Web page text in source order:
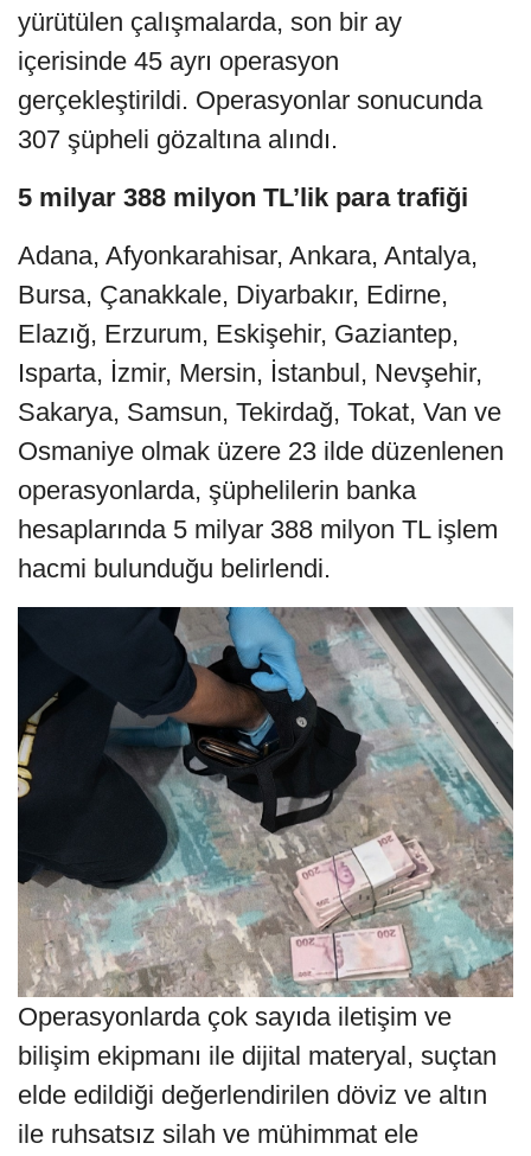
yürütülen çalışmalarda, son bir ay
içerisinde 45 ayrı operasyon
gerçekleştirildi. Operasyonlar sonucunda
307 şüpheli gözaltına alındı.
5 milyar 388 milyon TL’lik para trafiği
Adana, Afyonkarahisar, Ankara, Antalya,
Bursa, Çanakkale, Diyarbakır, Edirne,
Elazığ, Erzurum, Eskişehir, Gaziantep,
Isparta, İzmir, Mersin, İstanbul, Nevşehir,
Sakarya, Samsun, Tekirdağ, Tokat, Van ve
Osmaniye olmak üzere 23 ilde düzenlenen
operasyonlarda, şüphelilerin banka
hesaplarında 5 milyar 388 milyon TL işlem
hacmi bulunduğu belirlendi.
Operasyonlarda çok sayıda iletişim ve
bilişim ekipmanı ile dijital materyal, suçtan
elde edildiği değerlendirilen döviz ve altın
ile ruhsatsız silah ve mühimmat ele